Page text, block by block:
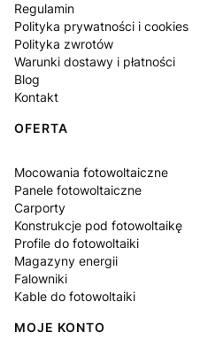
Regulamin
Polityka prywatności i cookies
Polityka zwrotów
Warunki dostawy i płatności
Blog
Kontakt
OFERTA
Mocowania fotowoltaiczne
Panele fotowoltaiczne
Carporty
Konstrukcje pod fotowoltaikę
Profile do fotowoltaiki
Magazyny energii
Falowniki
Kable do fotowoltaiki
MOJE KONTO